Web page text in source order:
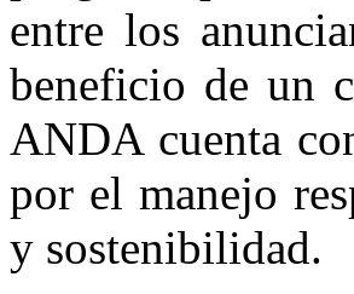
entre los
beneficio de un
ANDA cuenta
por el manejo
y sostenibilidad.